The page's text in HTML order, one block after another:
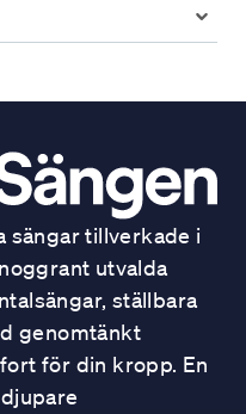
sängar tillverkade i
utvalda
ställbara
genomtänkt
för din kropp. En